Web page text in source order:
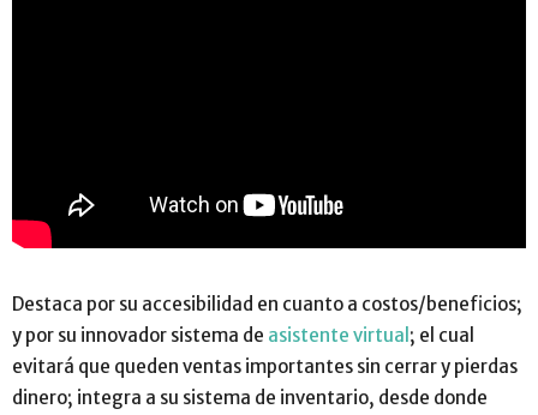
Destaca por su accesibilidad en cuanto a costos/beneficios;
y por su innovador sistema de asistente virtual ; el cual
evitará que queden ventas importantes sin cerrar y pierdas
dinero; integra a su sistema de inventario, desde donde